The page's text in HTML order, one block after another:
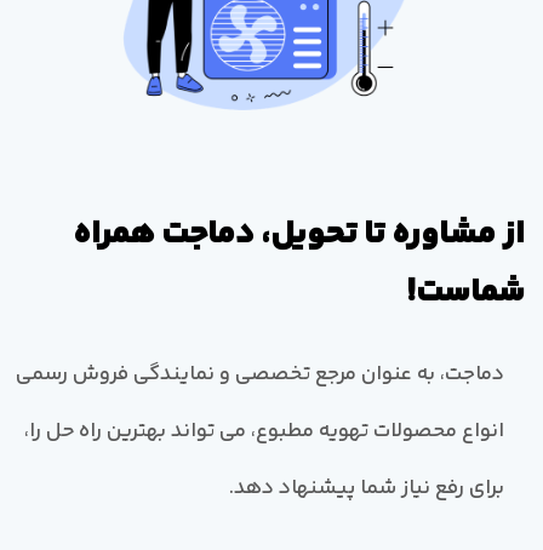
از مشاوره تا تحویل، دماجت همراه
شماست!
دماجت، به عنوان مرجع تخصصی و نمایندگی فروش رسمی
انواع محصولات تهویه مطبوع، می تواند بهترین راه حل را،
برای رفع نیاز شما پیشنهاد دهد.